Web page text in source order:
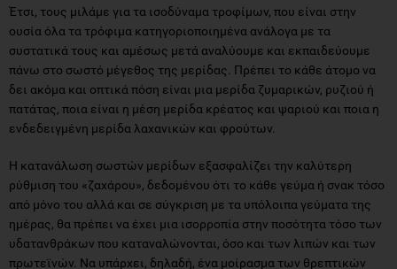
Έτσι, τους μιλάμε για τα ισοδύναμα τροφίμων, που είναι στην
ουσία όλα τα τρόφιμα κατηγοριοποιημένα ανάλογα με τα
συστατικά τους και αμέσως μετά αναλύουμε και εκπαιδεύουμε
πάνω στο σωστό μέγεθος της μερίδας. Πρέπει το κάθε άτομο να
δει ακόμα και οπτικά πόση είναι μια μερίδα ζυμαρικών, ρυζιού ή
πατάτας, ποια είναι η μέση μερίδα κρέατος και ψαριού και ποια η
ενδεδειγμένη μερίδα λαχανικών και φρούτων.
Η κατανάλωση σωστών μερίδων εξασφαλίζει την καλύτερη
ρύθμιση του «ζαχάρου», δεδομένου ότι το κάθε γεύμα ή σνακ τόσο
από μόνο του αλλά και σε σύγκριση με τα υπόλοιπα γεύματα της
ημέρας, θα πρέπει να έχει μια ισορροπία στην ποσότητα τόσο των
υδατανθράκων που καταναλώνονται, όσο και των λιπών και των
πρωτεϊνών. Να υπάρχει, δηλαδή, ένα μοίρασμα των θρεπτικών